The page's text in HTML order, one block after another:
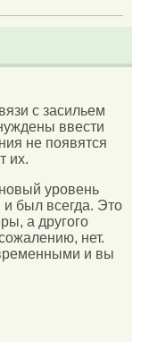
с засильем
ввести
не появятся
их.
уровень
и был всегда. Это
а другого
нет.
и вы